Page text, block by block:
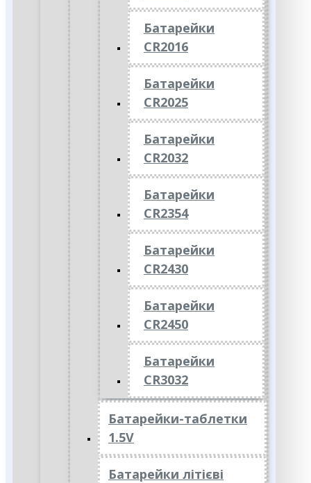
Батарейки
CR2016
Батарейки
CR2025
Батарейки
CR2032
Батарейки
CR2354
Батарейки
CR2430
Батарейки
CR2450
Батарейки
CR3032
Батарейки-таблетки
1.5V
Батарейки літієві